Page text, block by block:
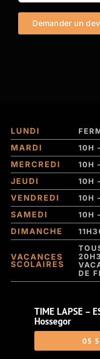
LUNDI
MARDI 10H
MERCREDI 10H
JEUDI 10H
VENDREDI 10H
SAMEDI 10H
DIMANCHE
VACANCES
SCOLAIRES
DE
TIME LAPSE –
Hossegor
05